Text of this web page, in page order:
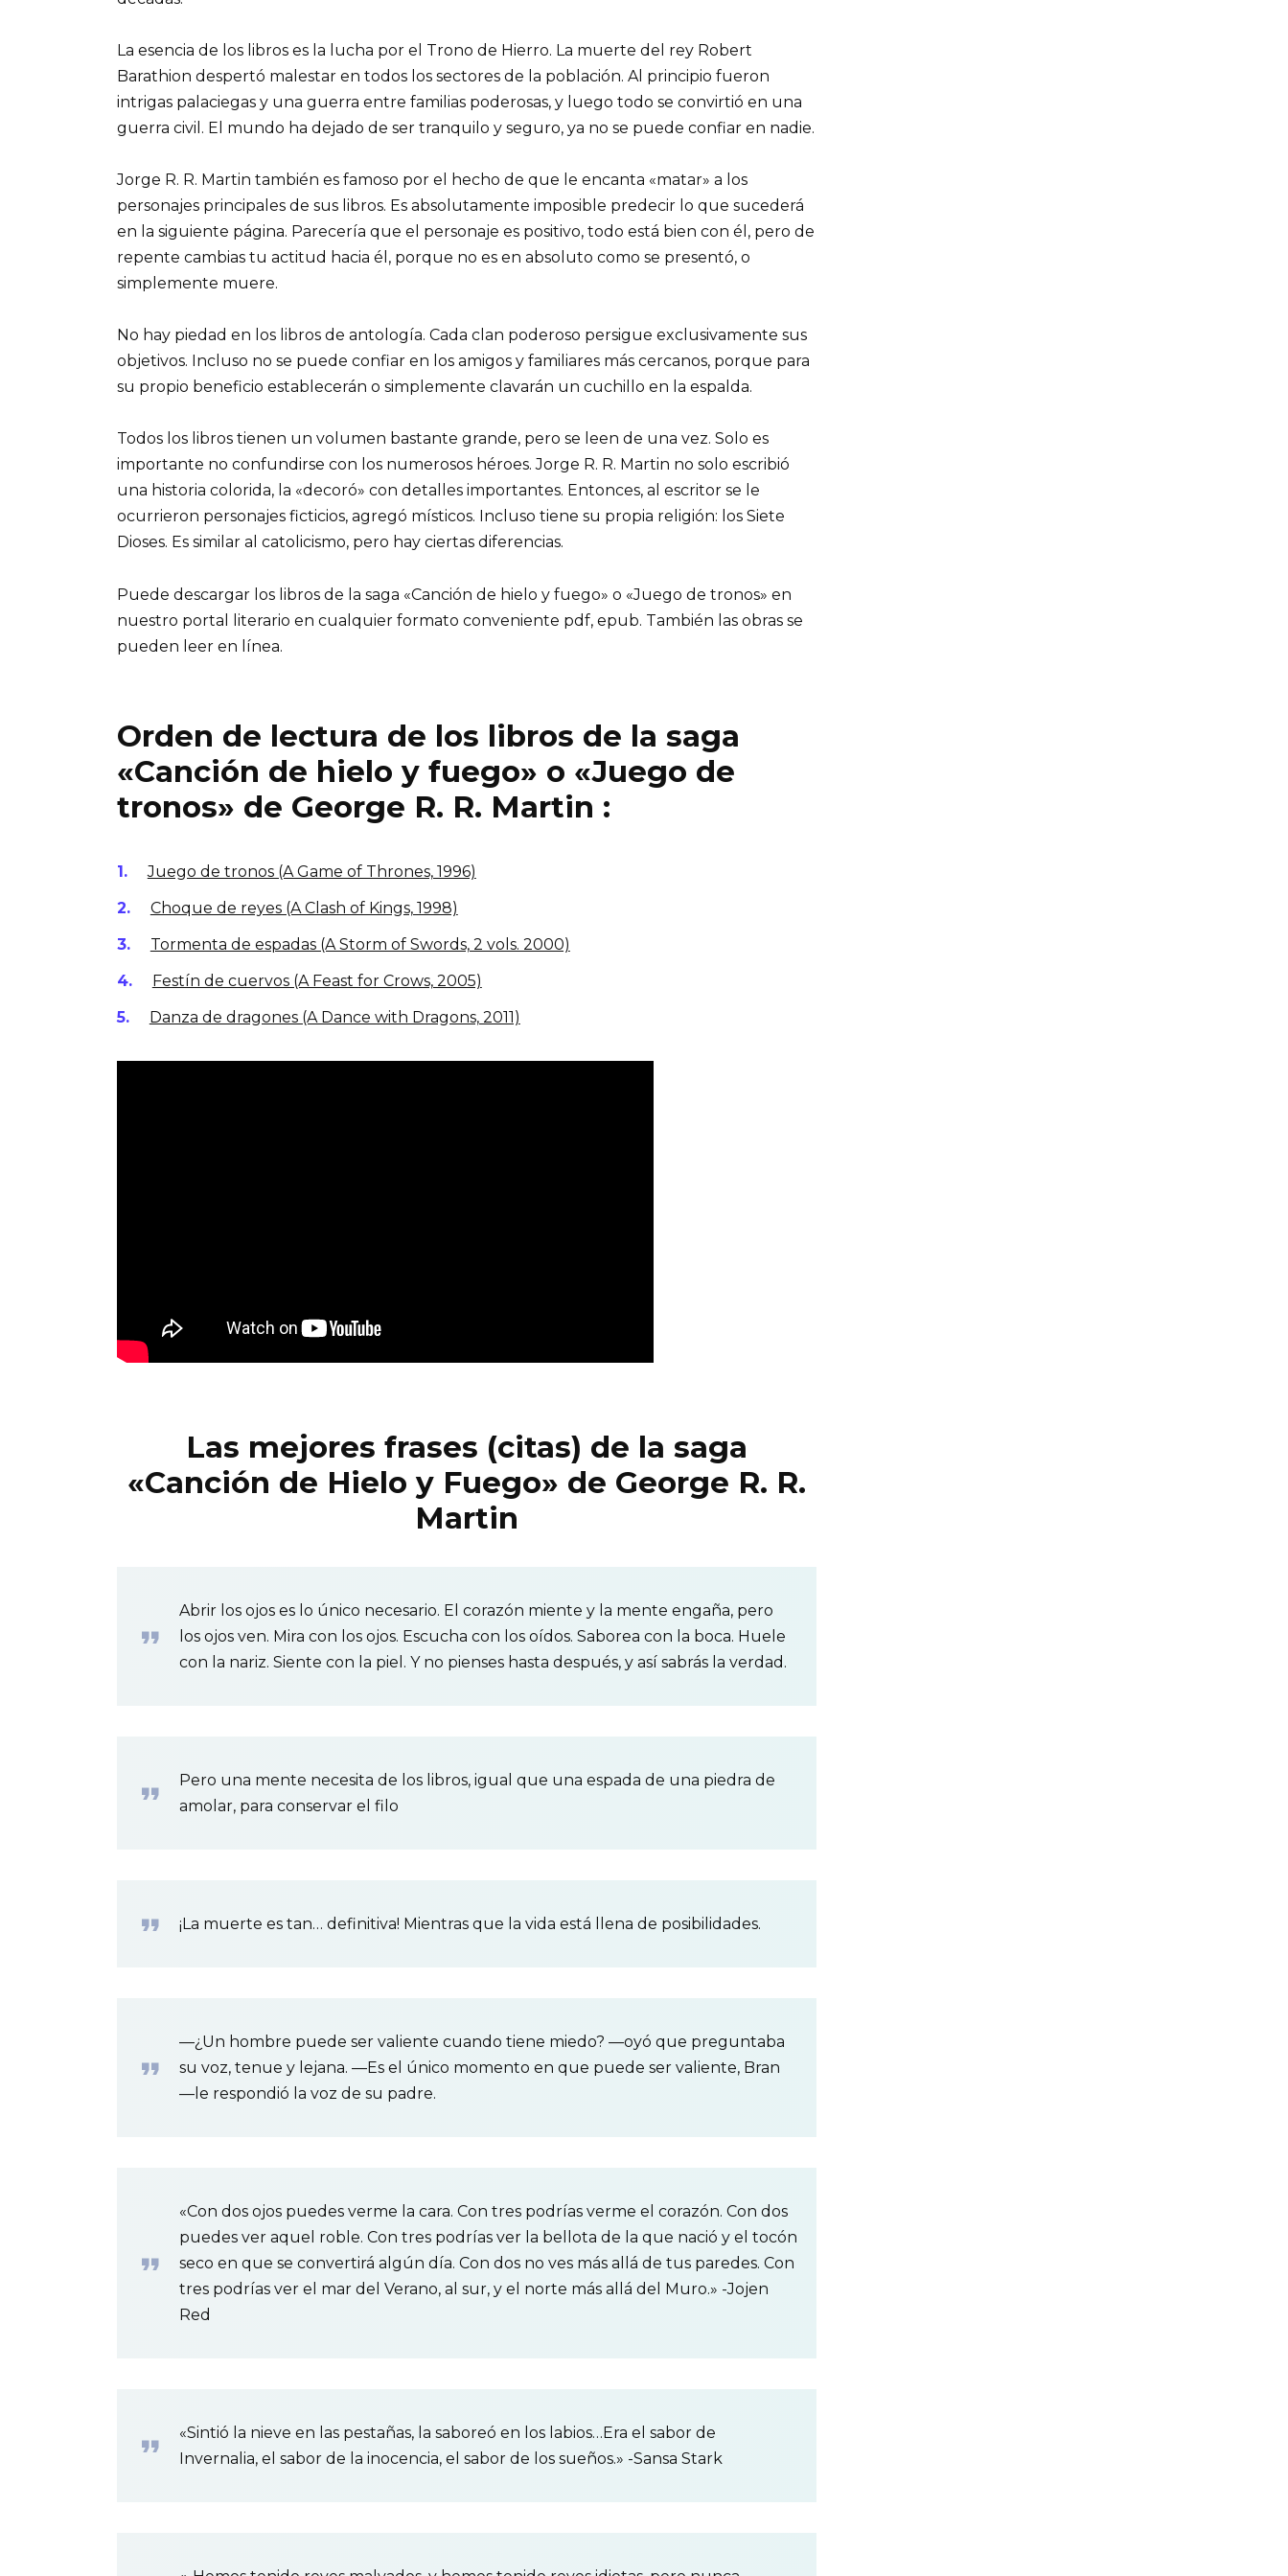
La esencia de los libros es la lucha por el Trono de Hierro. La muerte del rey Robert
Barathion despertó malestar en todos los sectores de la población. Al principio fueron
intrigas palaciegas y una guerra entre familias poderosas, y luego todo se convirtió en una
guerra civil. El mundo ha dejado de ser tranquilo y seguro, ya no se puede confiar en nadie.
Jorge R. R. Martin también es famoso por el hecho de que le encanta «matar» a los
personajes principales de sus libros. Es absolutamente imposible predecir lo que sucederá
en la siguiente página. Parecería que el personaje es positivo, todo está bien con él, pero de
repente cambias tu actitud hacia él, porque no es en absoluto como se presentó, o
simplemente muere.
No hay piedad en los libros de antología. Cada clan poderoso persigue exclusivamente sus
objetivos. Incluso no se puede confiar en los amigos y familiares más cercanos, porque para
su propio beneficio establecerán o simplemente clavarán un cuchillo en la espalda.
Todos los libros tienen un volumen bastante grande, pero se leen de una vez. Solo es
importante no confundirse con los numerosos héroes. Jorge R. R. Martin no solo escribió
una historia colorida, la «decoró» con detalles importantes. Entonces, al escritor se le
ocurrieron personajes ficticios, agregó místicos. Incluso tiene su propia religión: los Siete
Dioses. Es similar al catolicismo, pero hay ciertas diferencias.
Puede descargar los libros de la saga «Canción de hielo y fuego» o «Juego de tronos» en
nuestro portal literario en cualquier formato conveniente pdf, epub. También las obras se
pueden leer en línea.
Orden de lectura de los libros de la saga
«Canción de hielo y fuego» o «Juego de
tronos» de George R. R. Martin :
Juego de tronos (A Game of Thrones, 1996)
Choque de reyes (A Clash of Kings, 1998)
Tormenta de espadas (A Storm of Swords, 2 vols. 2000)
Festín de cuervos (A Feast for Crows, 2005)
Danza de dragones (A Dance with Dragons, 2011)
Las mejores frases (citas) de la saga
«Canción de Hielo y Fuego» de George R. R.
Martin
Abrir los ojos es lo único necesario. El corazón miente y la mente engaña, pero
los ojos ven. Mira con los ojos. Escucha con los oídos. Saborea con la boca. Huele
con la nariz. Siente con la piel. Y no pienses hasta después, y así sabrás la verdad.
Pero una mente necesita de los libros, igual que una espada de una piedra de
amolar, para conservar el filo
¡La muerte es tan… definitiva! Mientras que la vida está llena de posibilidades.
—¿Un hombre puede ser valiente cuando tiene miedo? —oyó que preguntaba
su voz, tenue y lejana. —Es el único momento en que puede ser valiente, Bran
—le respondió la voz de su padre.
«Con dos ojos puedes verme la cara. Con tres podrías verme el corazón. Con dos
puedes ver aquel roble. Con tres podrías ver la bellota de la que nació y el tocón
seco en que se convertirá algún día. Con dos no ves más allá de tus paredes. Con
tres podrías ver el mar del Verano, al sur, y el norte más allá del Muro.» -Jojen
Red
«Sintió la nieve en las pestañas, la saboreó en los labios…Era el sabor de
Invernalia, el sabor de la inocencia, el sabor de los sueños.» -Sansa Stark